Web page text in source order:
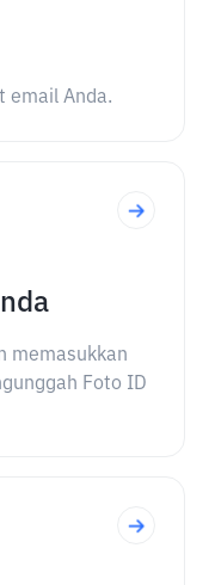
email Anda.
memasukkan
Foto ID